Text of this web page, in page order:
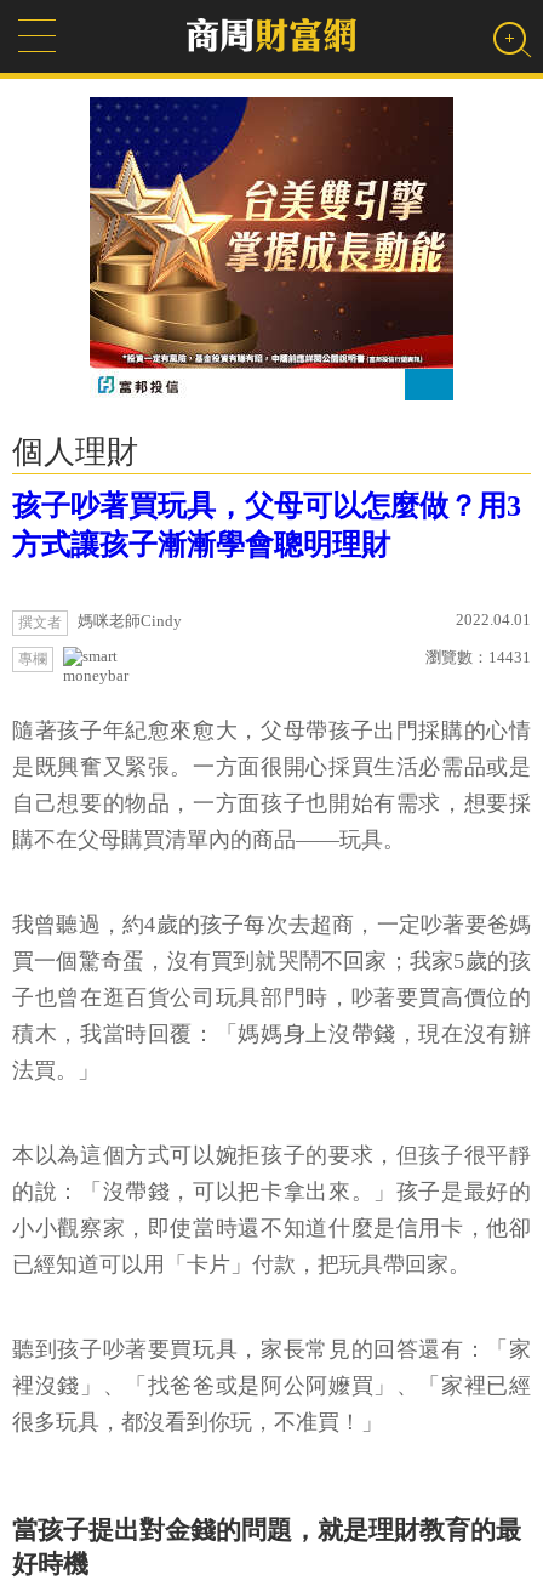
個人理財
孩子吵著買玩具，父母可以怎麼做？用3
方式讓孩子漸漸學會聰明理財
撰文者 媽咪老師Cindy 2022.04.01
專欄
moneybar
瀏覽數： 14431
隨著孩子年紀愈來愈大，父母帶孩子出門採購的心情
是既興奮又緊張。一方面很開心採買生活必需品或是
自己想要的物品，一方面孩子也開始有需求，想要採
購不在父母購買清單內的商品——玩具。
我曾聽過，約4歲的孩子每次去超商，一定吵著要爸媽
買一個驚奇蛋，沒有買到就哭鬧不回家；我家5歲的孩
子也曾在逛百貨公司玩具部門時，吵著要買高價位的
積木，我當時回覆：「媽媽身上沒帶錢，現在沒有辦
法買。」
本以為這個方式可以婉拒孩子的要求，但孩子很平靜
的說：「沒帶錢，可以把卡拿出來。」孩子是最好的
小小觀察家，即使當時還不知道什麼是信用卡，他卻
已經知道可以用「卡片」付款，把玩具帶回家。
聽到孩子吵著要買玩具，家長常見的回答還有：「家
裡沒錢」、「找爸爸或是阿公阿嬤買」、「家裡已經
很多玩具，都沒看到你玩，不准買！」
當孩子提出對金錢的問題，就是理財教育的最
好時機